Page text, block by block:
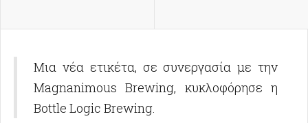
Μια νέα ετικέτα, σε συνεργασία με την
Magnanimous Brewing, κυκλοφόρησε η
Bottle Logic Brewing.